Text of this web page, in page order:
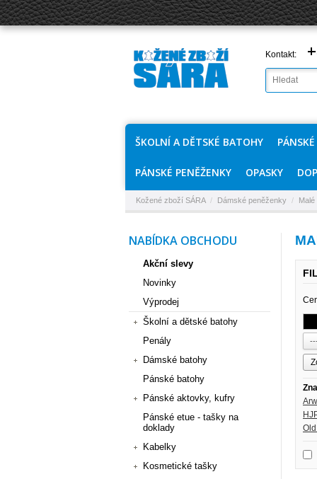
Kontakt:
ŠKOLNÍ A DĚTSKÉ BATOHY
PÁNSKÉ PENĚŽENKY OPASKY
Kožené zboží SÁRA / Dámské peněženky /
NABÍDKA OBCHODU
Akční slevy
Novinky
Výprodej
Školní a dětské batohy
Penály
Dámské batohy
Pánské batohy
Pánské aktovky, kufry
Pánské etue - tašky na
doklady
Kabelky
Kosmetické tašky